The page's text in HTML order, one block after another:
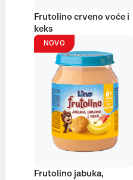
Frutolino crveno voće i
keks
NOVO
Frutolino jabuka,